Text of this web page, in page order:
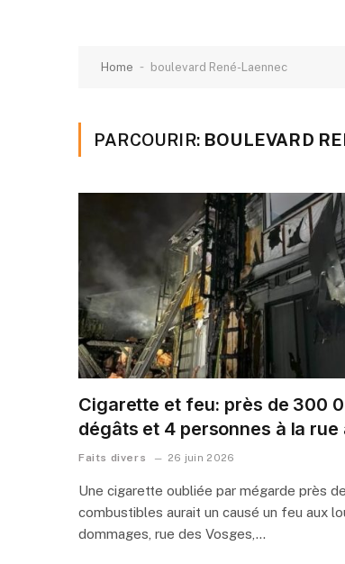
Home - boulevard René-Laennec
PARCOURIR: BOULEVARD
Cigarette et feu: près de 300
dégâts et 4 personnes à la rue
Faits divers 26 juin 2026
Une cigarette oubliée par mégarde près
combustibles aurait un causé un feu aux
dommages, rue des Vosges,…